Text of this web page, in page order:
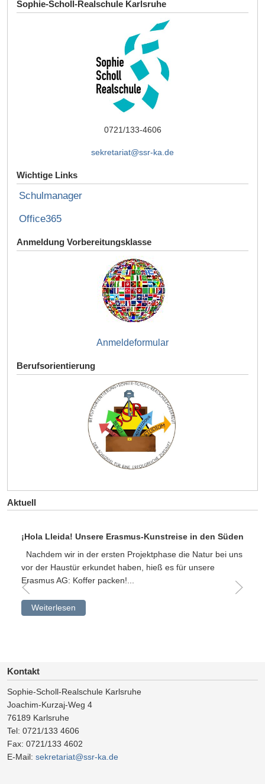
Sophie-Scholl-Realschule Karlsruhe
0721/133-4606
sekretariat@ssr-ka.de
Wichtige Links
Schulmanager
Office365
Anmeldung Vorbereitungsklasse
Anmeldeformular
Berufsorientierung
Aktuell
¡Hola Lleida! Unsere Erasmus-Kunstreise in den Süden
Nachdem wir in der ersten Projektphase die Natur bei uns
vor der Haustür erkundet haben, hieß es für unsere
Erasmus AG: Koffer packen!...
Weiterlesen
Kontakt
Sophie-Scholl-Realschule Karlsruhe
Joachim-Kurzaj-Weg 4
76189 Karlsruhe
Tel: 0721/133 4606
Fax: 0721/133 4602
E-Mail: sekretariat@ssr-ka.de